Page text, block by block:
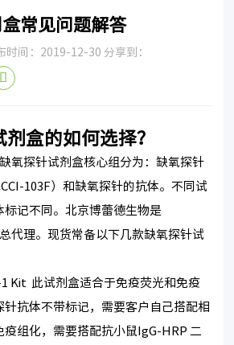
常见问题解答
间：2019-12-30 分享到：
盒的如何选择？
氧探针试剂盒核心组分为：缺氧探针
103F）和缺氧探针的抗体。不同试
标记不同。北京博蕾德生物是
代理。现货常备以下几款缺氧探针试
Kit 此试剂盒适合于免疫荧光和免疫
针抗体不带标记，需要客户自己搭配相
疫组化，需要搭配抗小鼠IgG-HRP 二